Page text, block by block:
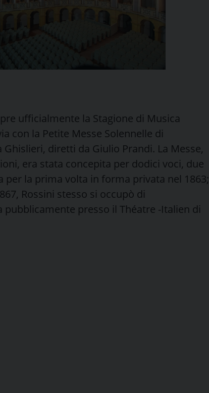
ufficialmente la Stagione di Musica
con la Petite Messe Solennelle di
diretti da Giulio Prandi. La Messe,
era stata concepita per dodici voci, due
la prima volta in forma privata nel 1863;
Rossini stesso si occupò di
pubblicamente presso il Théatre -Italien di